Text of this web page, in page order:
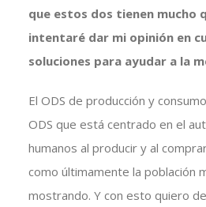
que estos dos tienen mucho
intentaré dar mi opinión en
soluciones para ayudar a la
El ODS de producción y
ODS que está centrado en el
humanos al producir y al
como últimamente la población
mostrando. Y con esto quiero